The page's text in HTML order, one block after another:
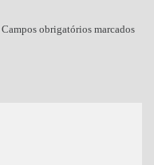
Campos obrigatórios marcados